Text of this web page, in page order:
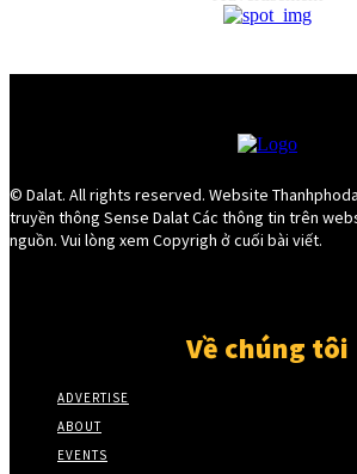
© Dalat. All rights reserved. Website
truyền thông Sense Dalat Các thông tin trên
nguồn. Vui lòng xem Copyrigh ở cuối bài viết.
Về chúng tôi
ADVERTISE
ABOUT
EVENTS